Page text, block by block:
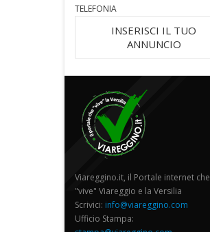
TELEFONIA
INSERISCI IL TUO
ANNUNCIO
Viareggino.it, il Portale internet che
"vive" Viareggio e la Versilia
Scrivici: info@viareggino.com
Ufficio Stampa: